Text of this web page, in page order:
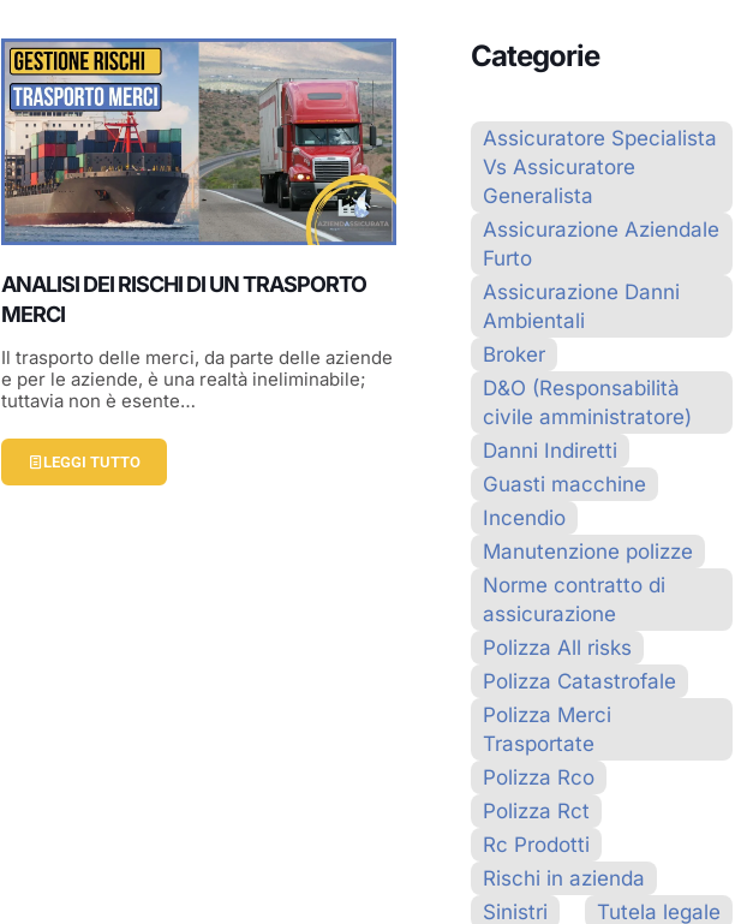
ANALISI DEI RISCHI DI UN TRASPORTO
MERCI
Il trasporto delle merci, da parte delle aziende
e per le aziende, è una realtà ineliminabile;
tuttavia non è esente…
LEGGI TUTTO
Categorie
Assicuratore Specialista
Vs Assicuratore
Generalista
Assicurazione Aziendale
Furto
Assicurazione Danni
Ambientali
Broker
D&O (Responsabilità
civile amministratore)
Danni Indiretti
Guasti macchine
Incendio
Manutenzione polizze
Norme contratto di
assicurazione
Polizza All risks
Polizza Catastrofale
Polizza Merci
Trasportate
Polizza Rco
Polizza Rct
Rc Prodotti
Rischi in azienda
Sinistri
Tutela legale